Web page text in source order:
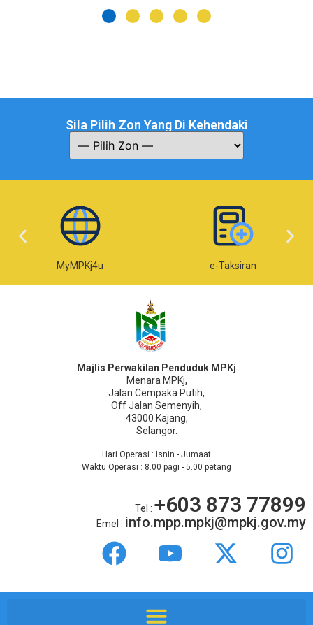
Sila Pilih Zon Yang Di Kehendaki
MyMPKj4u e-Taksiran
Majlis Perwakilan Penduduk MPKj
Menara MPKj,
Jalan Cempaka Putih,
Off Jalan Semenyih,
43000 Kajang,
Selangor.
Hari Operasi : Isnin - Jumaat
Waktu Operasi : 8.00 pagi - 5.00 petang
Tel : +603 873 77899
Emel : info.mpp.mpkj@mpkj.gov.my